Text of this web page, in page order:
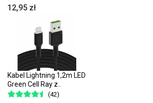
12,95 zł
Kabel Lightning 1,2m LED
Green Cell Ray z..
(42)